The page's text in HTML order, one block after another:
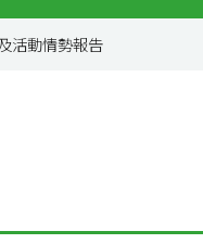
活動情勢報告